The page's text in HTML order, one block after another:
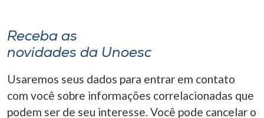
Receba as
novidades da Unoesc
Usaremos seus dados para entrar em contato
com você sobre informações correlacionadas que
podem ser de seu interesse. Você pode cancelar o